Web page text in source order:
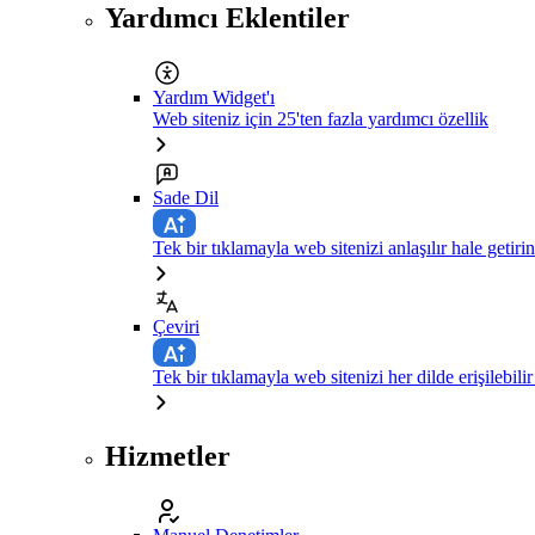
Yardımcı Eklentiler
Yardım Widget'ı
Web siteniz için 25'ten fazla yardımcı özellik
Sade Dil
Tek bir tıklamayla web sitenizi anlaşılır hale getirin
Çeviri
Tek bir tıklamayla web sitenizi her dilde
Hizmetler